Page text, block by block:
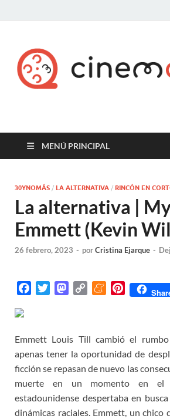
Cine maldito
MENÚ PRINCIPAL
30YNOMÁS / LA ALTERNATIVA / RINCÓN EN
La alternativa |
Emmett (Kevin
26 febrero, 2023 - porCristina Ejarque -
b
o
o
k
t
e
r
M
o
d
o
n
L
i
n
k
M
a
m
e
P
r
e
s
t
Emmett Louis Till cambió el
apenas tener la oportunidad de
ficción se repasan de nuevo las
muerte en un momento en el
estadounidense despertaba en
dinámicas raciales. Emmett, un chico